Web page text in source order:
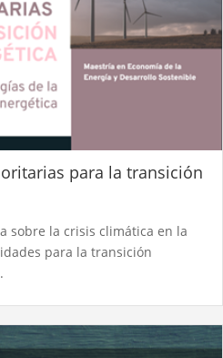
para la transición
sobre la crisis climática en la
para la transición